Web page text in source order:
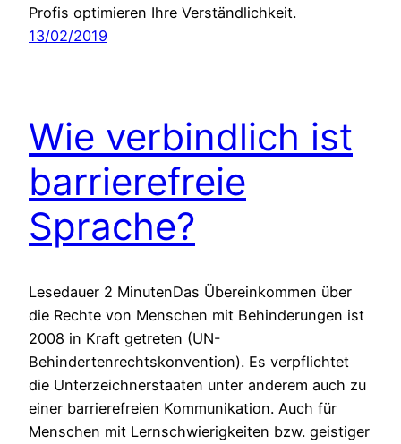
Profis optimieren Ihre Verständlichkeit.
13/02/2019
Wie verbindlich ist
barrierefreie
Sprache?
Lesedauer 2 MinutenDas Übereinkommen über
die Rechte von Menschen mit Behinderungen ist
2008 in Kraft getreten (UN-
Behindertenrechtskonvention). Es verpflichtet
die Unterzeichnerstaaten unter anderem auch zu
einer barrierefreien Kommunikation. Auch für
Menschen mit Lernschwierigkeiten bzw. geistiger